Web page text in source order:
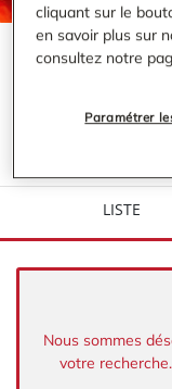
VOTRE
ÉPINAL
LISTE
Nous sommes
votre
cliquant sur le
en savoir plus sur
consultez notre
Paramétrer